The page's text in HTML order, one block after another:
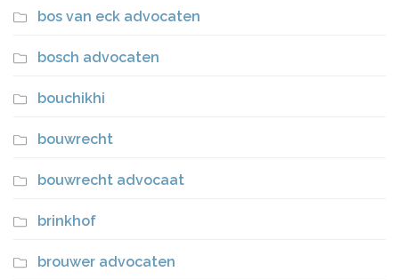
bos van eck advocaten
bosch advocaten
bouchikhi
bouwrecht
bouwrecht advocaat
brinkhof
brouwer advocaten